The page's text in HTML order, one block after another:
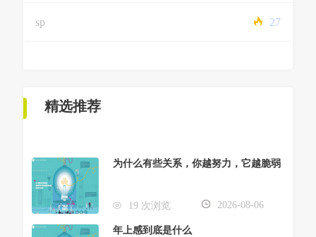
sp 27
精选推荐
为什么有些关系，你越努力，它越脆弱
19 次浏览 2026-08-06
年上感到底是什么